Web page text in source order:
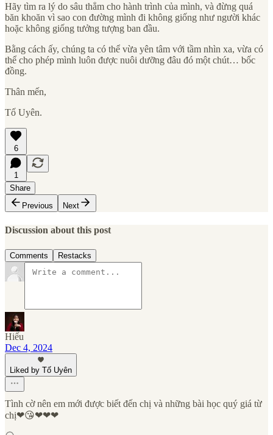
Hãy tìm ra lý do sâu thẳm cho hành trình của mình, và đừng quá
băn khoăn vì sao con đường mình đi không giống như người khác
hoặc không giống tưởng tượng ban đầu.
Bằng cách ấy, chúng ta có thể vừa yên tâm với tầm nhìn xa, vừa có
thể cho phép mình luôn được nuôi dưỡng đâu đó một chút… bốc
đồng.
Thân mến,
Tố Uyên.
6
1
Share
Previous
Next
Discussion about this post
Comments Restacks
Hiếu
Dec 4, 2024
Liked by Tố Uyên
Tình cờ nên em mới được biết đến chị và những bài học quý giá từ
chị❤😘❤❤❤